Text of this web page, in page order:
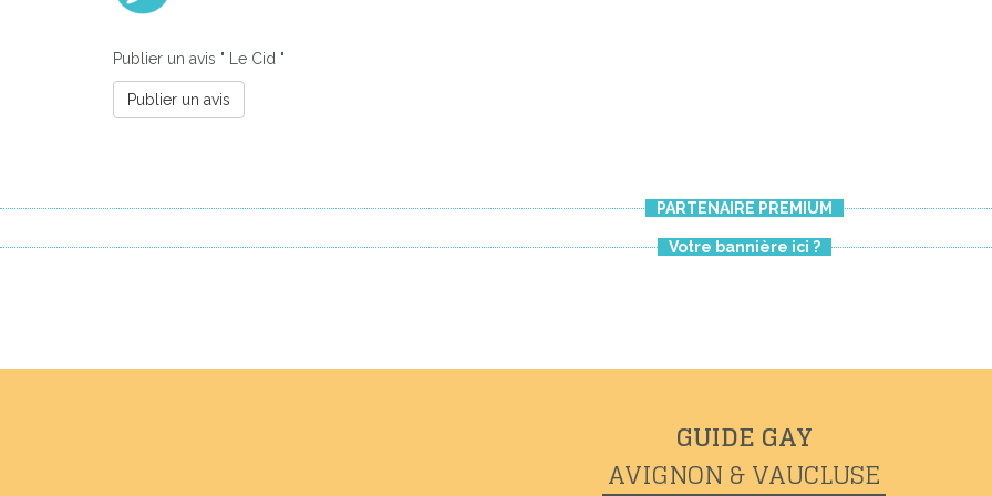
Publier un avis " Le Cid "
Publier un avis
PARTENAIRE PREMIUM
Votre bannière ici ?
GUIDE GAY
AVIGNON & VAUCLUSE